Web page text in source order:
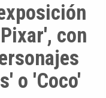
con
o 'Coco'